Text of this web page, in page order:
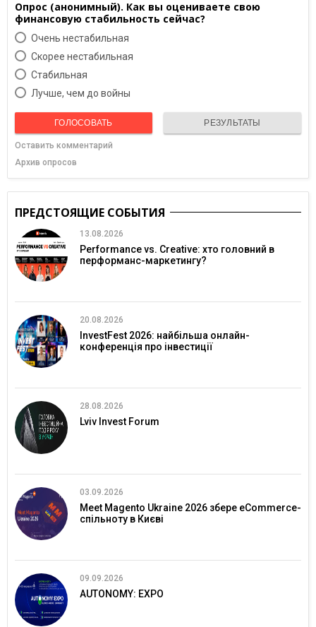
Опрос (анонимный). Как вы оцениваете свою
финансовую стабильность сейчас?
Очень нестабильная
Скорее нестабильная
Cтабильная
Лучше, чем до войны
ГОЛОСОВАТЬ РЕЗУЛЬТАТЫ
Оставить комментарий
Архив опросов
ПРЕДСТОЯЩИЕ СОБЫТИЯ
13.08.2026
Performance vs. Creative: хто головний в
перформанс-маркетингу?
20.08.2026
InvestFest 2026: найбільша онлайн-
конференція про інвестиції
28.08.2026
Lviv Invest Forum
03.09.2026
Meet Magento Ukraine 2026 збере eCommerce-
спільноту в Києві
09.09.2026
AUTONOMY: EXPO